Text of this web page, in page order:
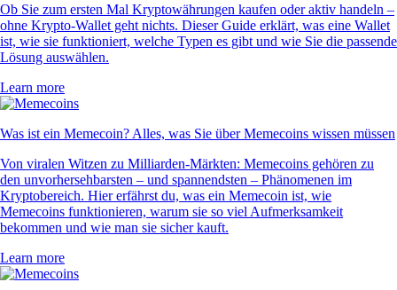
Ob Sie zum ersten Mal Kryptowährungen kaufen oder aktiv handeln –
ohne Krypto-Wallet geht nichts. Dieser Guide erklärt, was eine Wallet
ist, wie sie funktioniert, welche Typen es gibt und wie Sie die passende
Lösung auswählen.
Learn more
Was ist ein Memecoin? Alles, was Sie über Memecoins wissen müssen
Von viralen Witzen zu Milliarden-Märkten: Memecoins gehören zu
den unvorhersehbarsten – und spannendsten – Phänomenen im
Kryptobereich. Hier erfährst du, was ein Memecoin ist, wie
Memecoins funktionieren, warum sie so viel Aufmerksamkeit
bekommen und wie man sie sicher kauft.
Learn more